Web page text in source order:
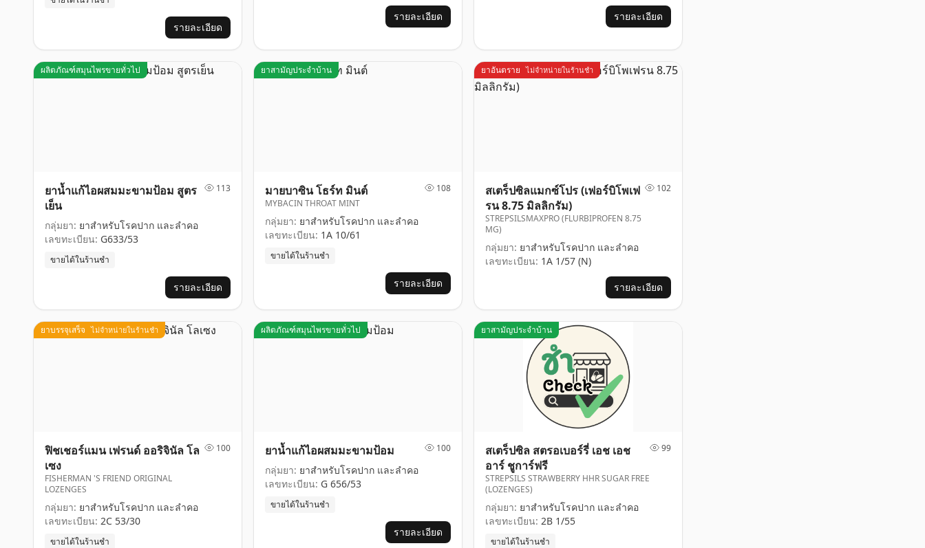
รายละเอียด
รายละเอียด
รายละเอียด
ผลิตภัณฑ์สมุนไพรขายทั่วไป
ยาน้ำแก้ไอผสมมะขามป้อม สูตร
เย็น
113
กลุ่มยา: ยาสำหรับโรคปาก และลำคอ
เลขทะเบียน: G633/53
ขายได้ในร้านชำ
รายละเอียด
ยาสามัญประจำบ้าน
มายบาซิน โธร์ท มินต์
MYBACIN THROAT MINT
108
กลุ่มยา: ยาสำหรับโรคปาก และลำคอ
เลขทะเบียน: 1A 10/61
ขายได้ในร้านชำ
รายละเอียด
ยาอันตราย ไม่จำหน่ายในร้านชำ
สเตร็ปซิลแมกซ์โปร (เฟอร์บิโพเฟ
รน 8.75 มิลลิกรัม)
STREPSILSMAXPRO (FLURBIPROFEN 8.75
MG)
102
กลุ่มยา: ยาสำหรับโรคปาก และลำคอ
เลขทะเบียน: 1A 1/57 (N)
รายละเอียด
ยาบรรจุเสร็จ ไม่จำหน่ายในร้านชำ
ฟิชเชอร์แมน เฟรนด์ ออริจินัล โล
เซง
FISHERMAN 'S FRIEND ORIGINAL
LOZENGES
100
กลุ่มยา: ยาสำหรับโรคปาก และลำคอ
เลขทะเบียน: 2C 53/30
ขายได้ในร้านชำ
ผลิตภัณฑ์สมุนไพรขายทั่วไป
ยาน้ำแก้ไอผสมมะขามป้อม 100
กลุ่มยา: ยาสำหรับโรคปาก และลำคอ
เลขทะเบียน: G 656/53
ขายได้ในร้านชำ
รายละเอียด
ยาสามัญประจำบ้าน
สเตร็ปซิล สตรอเบอร์รี่ เอช เอช
อาร์ ชูการ์ฟรี
STREPSILS STRAWBERRY HHR SUGAR FREE
(LOZENGES)
99
กลุ่มยา: ยาสำหรับโรคปาก และลำคอ
เลขทะเบียน: 2B 1/55
ขายได้ในร้านชำ